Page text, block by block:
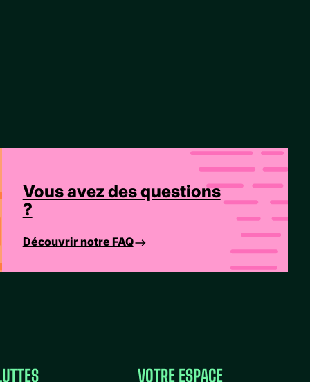
Vous avez des questions
?
Découvrir notre FAQ
VOTRE ESPACE